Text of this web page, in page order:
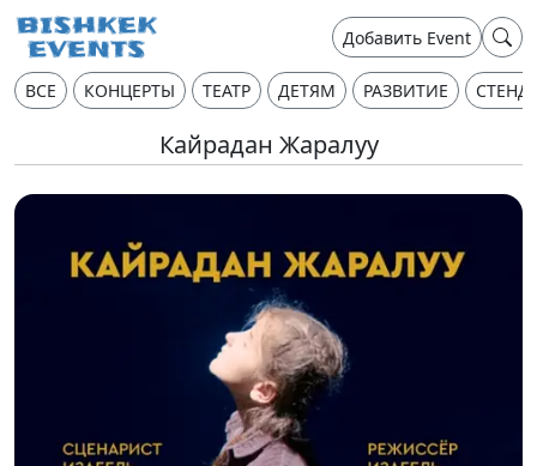
Добавить Event
ВСЕ КОНЦЕРТЫ ТЕАТР ДЕТЯМ РАЗВИТИЕ
Кайрадан Жаралуу